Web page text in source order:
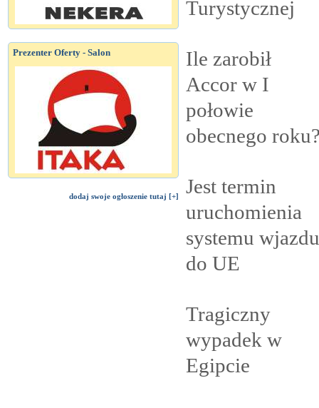
Prezenter Oferty - Salon
dodaj swoje ogłoszenie tutaj [+]
Turystycznej
Ile zarobił
Accor w I
połowie
obecnego
Jest termin
uruchomienia
systemu wjazdu
do UE
Tragiczny
wypadek w
Egipcie